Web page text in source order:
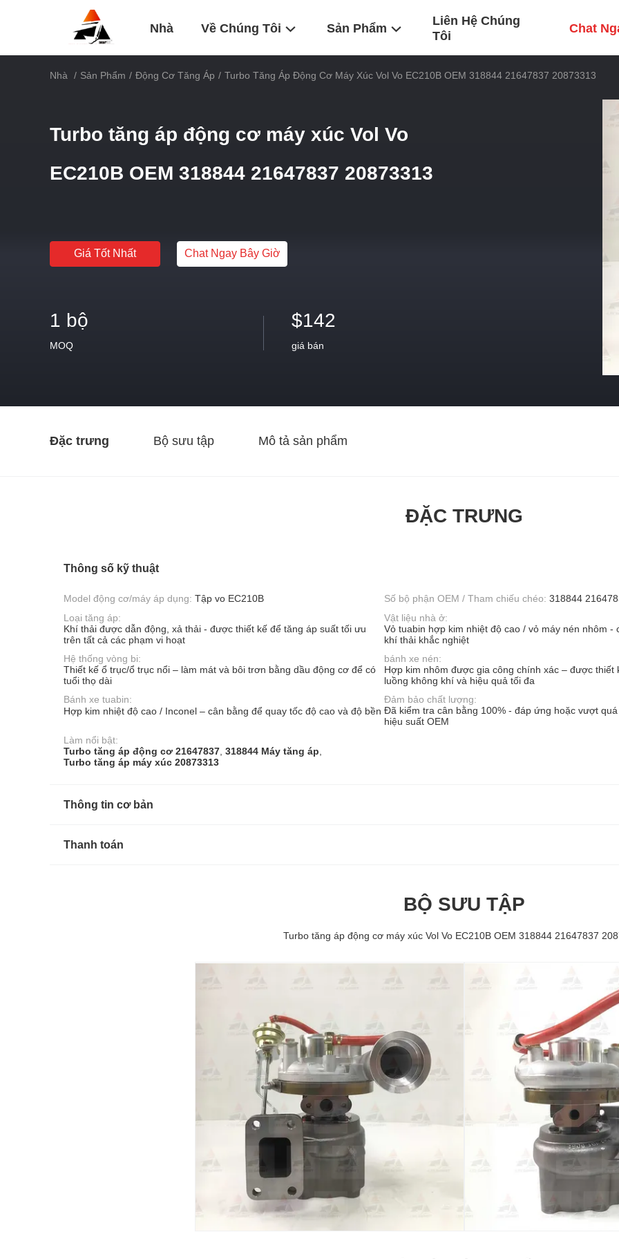
Nhà Về Chúng Tôi Sản Phẩm
Liên Hệ Chúng
Tôi
Chat
Nhà / Sản Phẩm / Động Cơ Tăng Áp / Turbo Tăng Áp Động Cơ Máy Xúc Vol Vo EC210B OEM 318844 21647837 20873313
Turbo tăng áp động cơ máy xúc Vol Vo
EC210B OEM 318844 21647837 20873313
Giá Tốt Nhất Chat Ngay Bây Giờ
1 bộ
MOQ
$142
giá bán
Đặc trưng Bộ sưu tập Mô tả sản phẩm
ĐẶC TRƯNG
Thông số kỹ thuật
Model động cơ/máy áp dụng: Tập vo EC210B Số bộ phận OEM / Tham chiếu chéo: 318844
Loại tăng áp:
Khí thải được dẫn động, xả thải - được thiết kế để tăng áp suất tối ưu
trên tất cả các phạm vi hoạt
Vật liệu nhà ở:
Vỏ tuabin hợp kim nhiệt độ cao / vỏ máy nén nhôm -
khí thải khắc nghiệt
Hệ thống vòng bi:
Thiết kế ổ trục/ổ trục nổi – làm mát và bôi trơn bằng dầu động cơ để có
tuổi thọ dài
bánh xe nén:
Hợp kim nhôm được gia công chính xác – được thiết
luồng không khí và hiệu quả tối đa
Bánh xe tuabin:
Hợp kim nhiệt độ cao / Inconel – cân bằng để quay tốc độ cao và độ bền
Đảm bảo chất lượng:
Đã kiểm tra cân bằng 100% - đáp ứng hoặc vượt
hiệu suất OEM
Làm nổi bật:
Turbo tăng áp động cơ 21647837, 318844 Máy tăng áp,
Turbo tăng áp máy xúc 20873313
Thông tin cơ bản
Thanh toán
BỘ SƯU TẬP
Turbo tăng áp động cơ máy xúc Vol Vo EC210B OEM 318844 21647837